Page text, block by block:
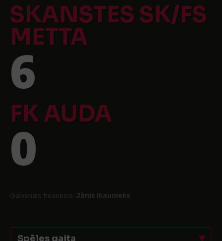
SKANSTES SK/FS
METTA
6
FK AUDA
0
Galvenais tiesnesis: Jānis Ikaunieks
Spēles gaita